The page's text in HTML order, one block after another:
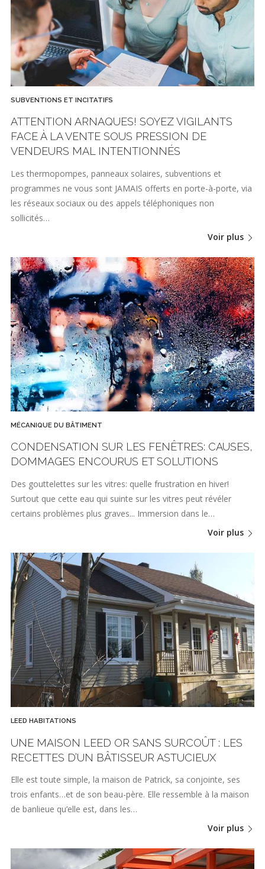
SUBVENTIONS ET INCITATIFS
ATTENTION ARNAQUES! SOYEZ VIGILANTS
FACE À LA VENTE SOUS PRESSION DE
VENDEURS MAL INTENTIONNÉS
Les thermopompes, panneaux solaires, subventions et
programmes ne vous sont JAMAIS offerts en porte-à-porte, via
les réseaux sociaux ou des appels téléphoniques non
sollicités…
Voir plus
MÉCANIQUE DU BÂTIMENT
CONDENSATION SUR LES FENÊTRES: CAUSES,
DOMMAGES ENCOURUS ET SOLUTIONS
Des gouttelettes sur les vitres: quelle frustration en hiver!
Surtout que cette eau qui suinte sur les vitres peut révéler
certains problèmes plus graves... Immersion dans le…
Voir plus
LEED HABITATIONS
UNE MAISON LEED OR SANS SURCOÛT : LES
RECETTES D’UN BÂTISSEUR ASTUCIEUX
Elle est toute simple, la maison de Patrick, sa conjointe, ses
trois enfants…et de son beau-père. Elle ressemble à la maison
de banlieue qu’elle est, dans les…
Voir plus